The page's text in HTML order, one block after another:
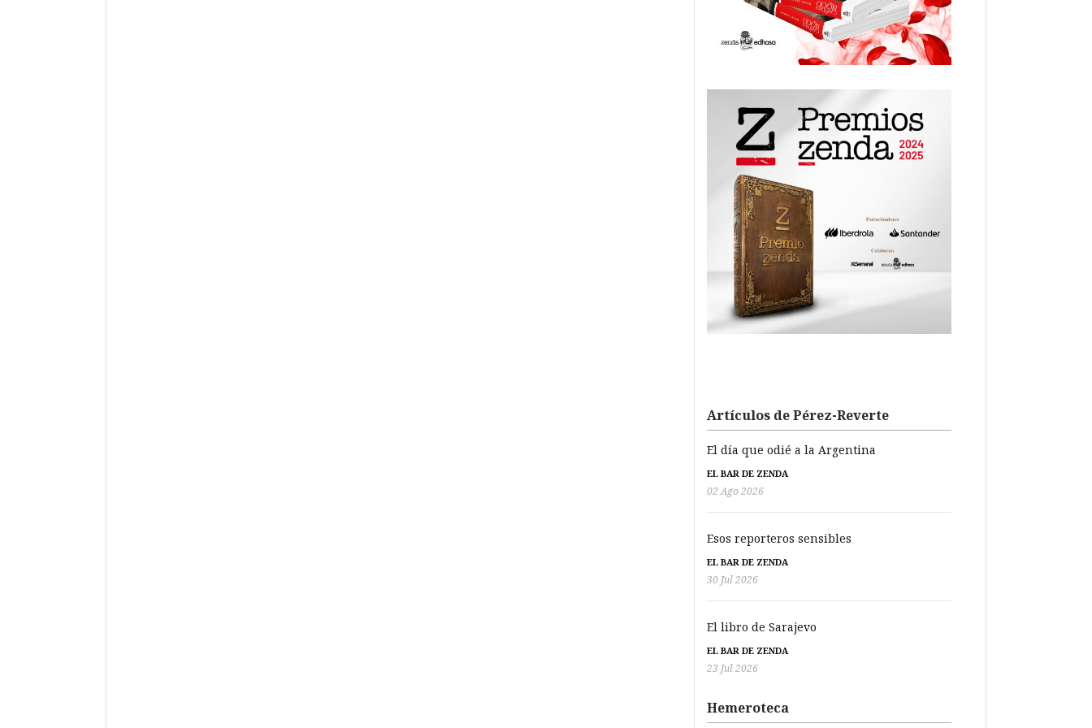
Artículos de Pérez-Reverte
El día que odié a la Argentina
EL BAR DE ZENDA
02 Ago 2026
Esos reporteros sensibles
EL BAR DE ZENDA
30 Jul 2026
El libro de Sarajevo
EL BAR DE ZENDA
23 Jul 2026
Hemeroteca